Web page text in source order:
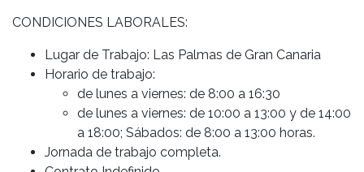
CONDICIONES LABORALES:
Lugar de Trabajo: Las Palmas de Gran Canaria
Horario de trabajo:
de lunes a viernes: de 8:00 a 16:30
de lunes a viernes: de 10:00 a 13:00 y de 14:00
a 18:00; Sábados: de 8:00 a 13:00 horas.
Jornada de trabajo completa.